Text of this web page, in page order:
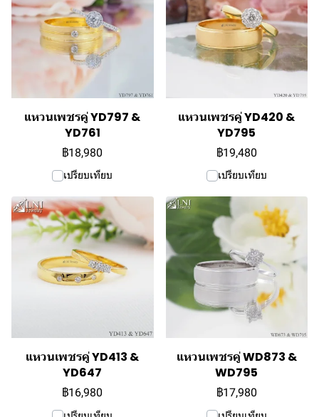
แหวนเพชรคู่ YD797 &
YD761
฿18,980
เปรียบเทียบ
แหวนเพชรคู่ YD420 &
YD795
฿19,480
เปรียบเทียบ
แหวนเพชรคู่ YD413 &
YD647
฿16,980
แหวนเพชรคู่ WD873 &
WD795
฿17,980